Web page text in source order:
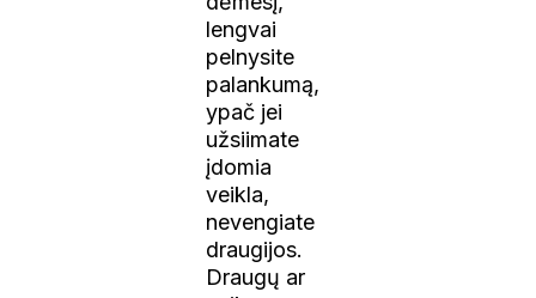
lengvai
pelnysite
palankumą,
ypač jei
užsiimate
įdomia
veikla,
nevengiate
draugijos.
Draugų ar